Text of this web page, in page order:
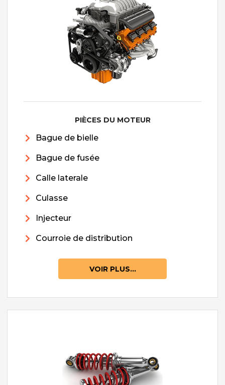
PIÈCES DU MOTEUR
Bague de bielle
Bague de fusée
Calle laterale
Culasse
Injecteur
Courroie de distribution
VOIR PLUS...